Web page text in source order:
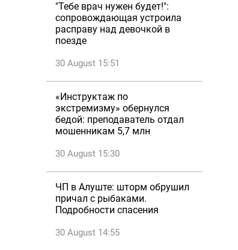
"Тебе врач нужен будет!":
сопровождающая устроила
расправу над девочкой в
поезде
30 August 15:51
«Инструктаж по
экстремизму» обернулся
бедой: преподаватель отдал
мошенникам 5,7 млн
30 August 15:30
ЧП в Алуште: шторм обрушил
причал с рыбаками.
Подробности спасения
30 August 14:55